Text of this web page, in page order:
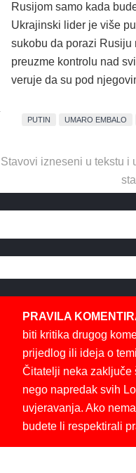
Rusijom samo kada
Ukrajinski lider je više
sukobu da porazi
preuzme kontrolu nad
veruje da su pod
PUTIN UMARO EMBALO
Stavovi izneseni u tekstu i
PRAVILA
biti kritika drugog
prijedlog ili ideja o
Čitatelji neka zaključe
nego napredak svih
uvjeravanja. Ako
budete li respektirali